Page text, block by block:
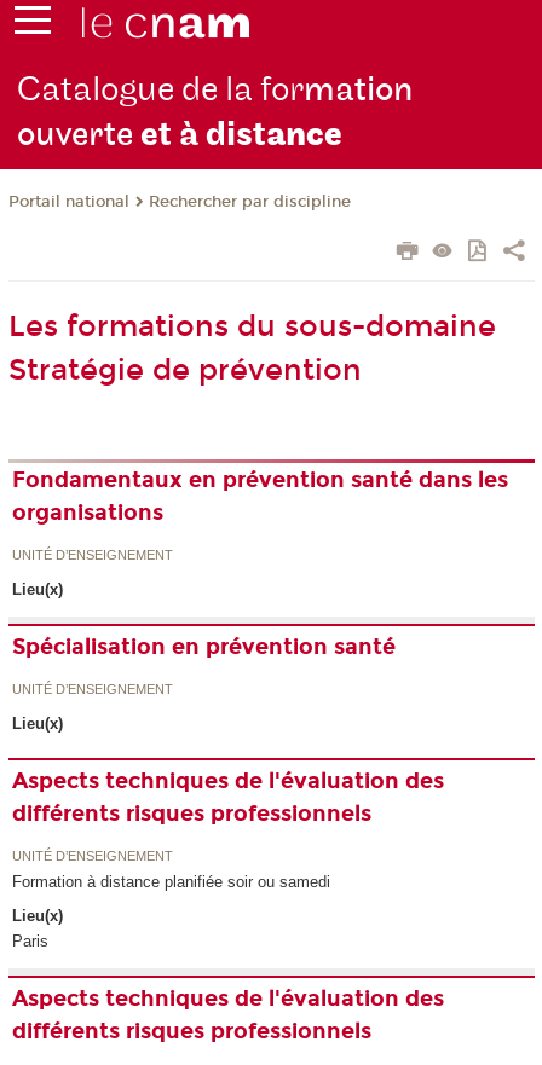
Catalogue de la formation
ouverteet à distance
Portail national Rechercher par discipline
Les formations du sous-domaine
Stratégie de prévention
Fondamentaux en prévention santé dans les
organisations
UNITÉ D’ENSEIGNEMENT
Lieu(x)
Spécialisation en prévention santé
UNITÉ D’ENSEIGNEMENT
Lieu(x)
Aspects techniques de l'évaluation des
différents risques professionnels
UNITÉ D’ENSEIGNEMENT
Formation à distance planifiée soir ou samedi
Lieu(x)
Paris
Aspects techniques de l'évaluation des
différents risques professionnels